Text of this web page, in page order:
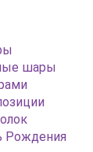
шары
Рождения